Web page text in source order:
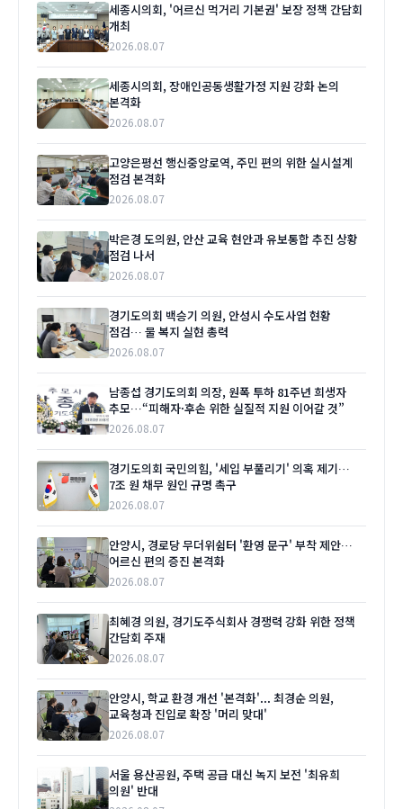
세종시의회, '어르신 먹거리 기본권' 보장 정책 간담회
개최
2026.08.07
세종시의회, 장애인공동생활가정 지원 강화 논의
본격화
2026.08.07
고양은평선 행신중앙로역, 주민 편의 위한 실시설계
점검 본격화
2026.08.07
박은경 도의원, 안산 교육 현안과 유보통합 추진 상황
점검 나서
2026.08.07
경기도의회 백승기 의원, 안성시 수도사업 현황
점검… 물 복지 실현 총력
2026.08.07
남종섭 경기도의회 의장, 원폭 투하 81주년 희생자
추모…“피해자·후손 위한 실질적 지원 이어갈 것”
2026.08.07
경기도의회 국민의힘, '세입 부풀리기' 의혹 제기…
7조 원 채무 원인 규명 촉구
2026.08.07
안양시, 경로당 무더위쉼터 '환영 문구' 부착 제안…
어르신 편의 증진 본격화
2026.08.07
최혜경 의원, 경기도주식회사 경쟁력 강화 위한 정책
간담회 주재
2026.08.07
안양시, 학교 환경 개선 '본격화'... 최경순 의원,
교육청과 진입로 확장 '머리 맞대'
2026.08.07
서울 용산공원, 주택 공급 대신 녹지 보전 '최유희
의원' 반대